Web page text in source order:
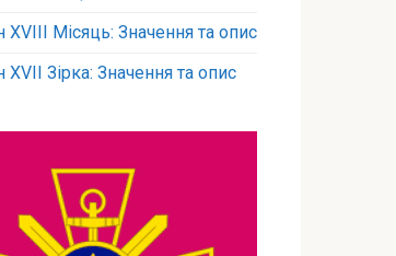
XVIII Місяць: Значення та опис
XVII Зірка: Значення та опис